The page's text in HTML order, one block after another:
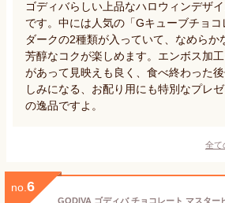
ゴディバらしい上品なハロウィンデザ
です。中には人気の「Gキューブチョコ
ダークの2種類が入っていて、なめらか
芳醇なコクが楽しめます。エンボス加
があって見映えも良く、食べ終わった
しみになる、お配り用にも特別なプレ
の逸品ですよ。
全て
no. 6